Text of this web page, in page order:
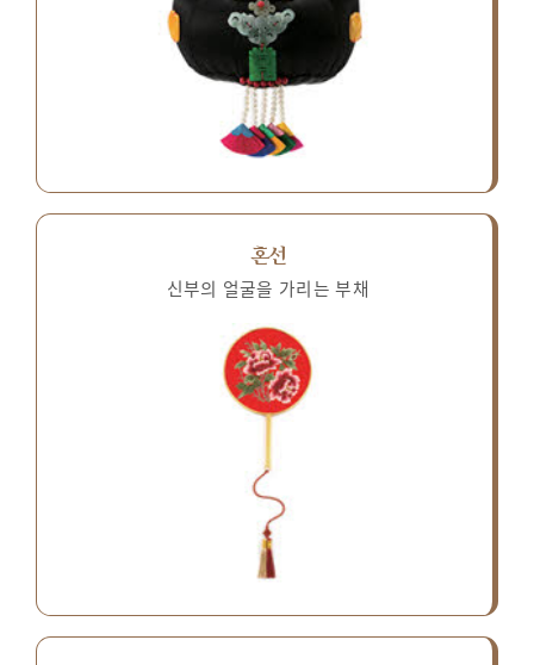
혼선
신부의 얼굴을 가리는 부채